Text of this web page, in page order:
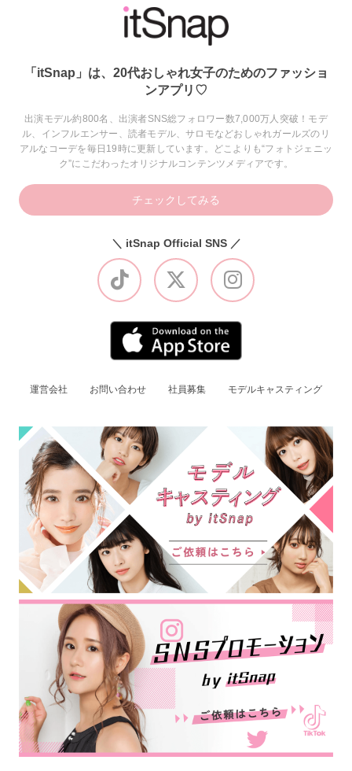
「itSnap」は、20代おしゃれ女子のためのファッショ
ンアプリ♡
出演モデル約800名、出演者SNS総フォロワー数7,000万人突破！モデ
ル、インフルエンサー、読者モデル、サロモなどおしゃれガールズのリ
アルなコーデを毎日19時に更新しています。どこよりも“フォトジェニッ
ク”にこだわったオリジナルコンテンツメディアです。
チェックしてみる
＼ itSnap Official SNS ／
運営会社 お問い合わせ 社員募集 モデルキャスティング